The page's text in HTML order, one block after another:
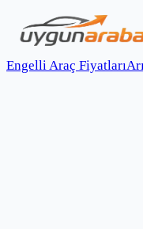
Engelli Araç Fiyatları